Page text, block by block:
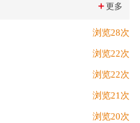
＋更多
浏览28次
浏览22次
浏览22次
浏览21次
浏览20次